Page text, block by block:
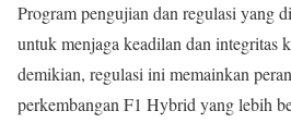
Program pengujian dan regulasi yang
untuk menjaga keadilan dan integritas
demikian, regulasi ini memainkan
perkembangan F1 Hybrid yang lebih